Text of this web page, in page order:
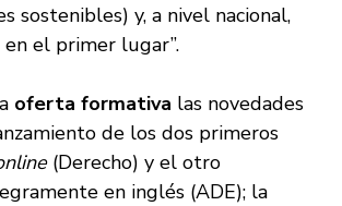
sostenibles) y, a nivel nacional,
el primer lugar”.
oferta formativa las novedades
de los dos primeros
(Derecho) y el otro
en inglés (ADE); la